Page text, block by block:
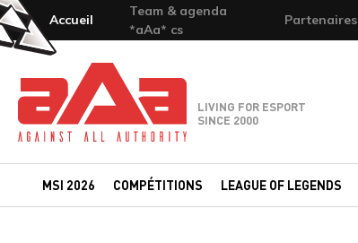
Accueil
Team & agenda
*aAa* cs
Partenaires
Team-aAa - against All authority
LIVING FOR ESPORT
SINCE 2000
MSI 2026 COMPÉTITIONS LEAGUE OF LEGENDS